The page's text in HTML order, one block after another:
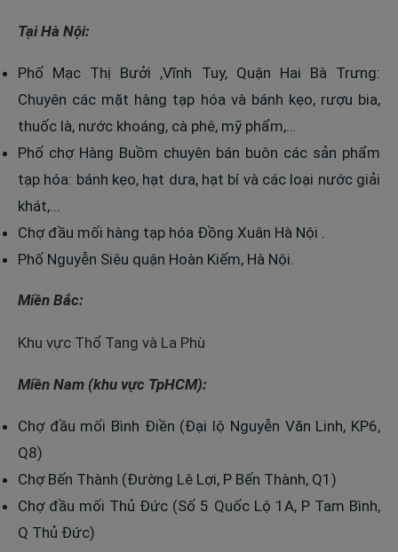
Tại Hà Nội:
Phố Mạc Thị Bưởi ,Vĩnh Tuy, Quận Hai Bà Trưng:
Chuyên các mặt hàng tạp hóa và bánh kẹo, rượu bia,
thuốc là, nước khoáng, cà phê, mỹ phẩm,…
Phố chợ Hàng Buồm chuyên bán buôn các sản phẩm
tạp hóa: bánh kẹo, hạt dưa, hạt bí và các loại nước giải
khát,...
Chợ đầu mối hàng tạp hóa Đồng Xuân Hà Nội .
Phố Nguyễn Siêu quận Hoàn Kiếm, Hà Nội.
Miền Bắc:
Khu vực Thổ Tang và La Phù
Miền Nam (khu vực TpHCM):
Chợ đầu mối Bình Điền (Đại lộ Nguyễn Văn Linh, KP6,
Q8)
Chợ Bến Thành (Đường Lê Lợi, P Bến Thành, Q1)
Chợ đầu mối Thủ Đức (Số 5 Quốc Lộ 1A, P Tam Bình,
Q Thủ Đức)